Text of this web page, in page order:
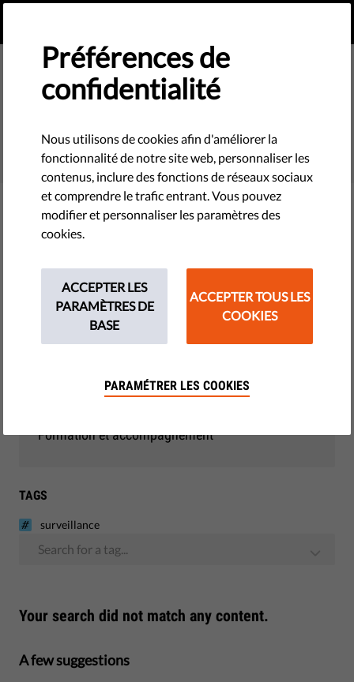
Filter
THEMES
Monitoring - UE
Formation et accompagnement
TAGS
surveillance
Search for a tag...
Your search did not match any content.
A few suggestions
Préférences de
confidentialité
Nous utilisons de cookies afin d'améliorer la
fonctionnalité de notre site web, personnaliser les
contenus, inclure des fonctions de réseaux sociaux
et comprendre le trafic entrant. Vous pouvez
modifier et personnaliser les paramètres des
cookies.
ACCEPTER LES
PARAMÈTRES DE
BASE
ACCEPTER TOUS LES
COOKIES
PARAMÉTRER LES COOKIES